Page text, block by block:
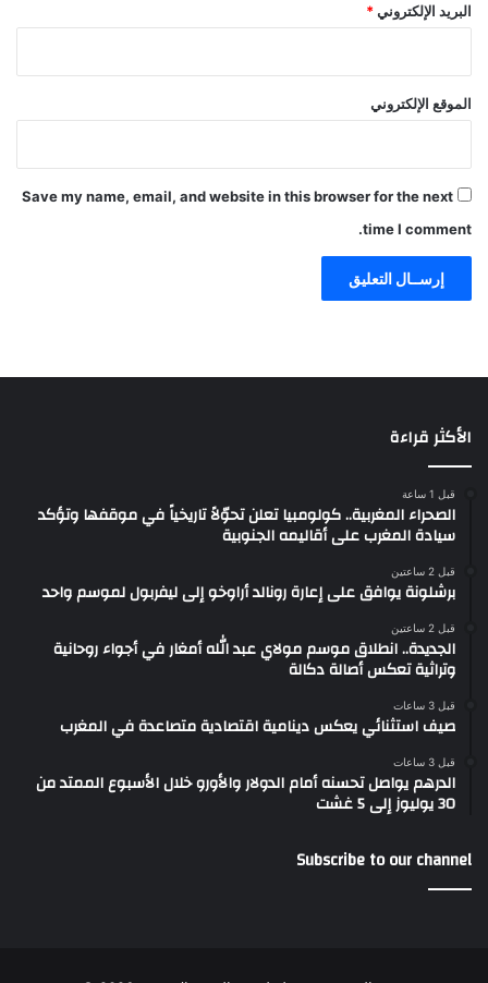
البريد الإلكتروني*
الموقع الإلكتروني
Save my name, email, and website in this browser for the next
time I comment.
الأكثر قراءة
قبل 1 ساعة
الصحراء المغربية.. كولومبيا تعلن تحوّلاً تاريخياً في موقفها وتؤكد
سيادة المغرب على أقاليمه الجنوبية
قبل 2 ساعتين
برشلونة يوافق على إعارة رونالد أراوخو إلى ليفربول لموسم واحد
قبل 2 ساعتين
الجديدة.. انطلاق موسم مولاي عبد الله أمغار في أجواء روحانية
وتراثية تعكس أصالة دكالة
قبل 3 ساعات
صيف استثنائي يعكس دينامية اقتصادية متصاعدة في المغرب
قبل 3 ساعات
الدرهم يواصل تحسنه أمام الدولار والأورو خلال الأسبوع الممتد من
30 يوليوز إلى 5 غشت
Subscribe to our channel